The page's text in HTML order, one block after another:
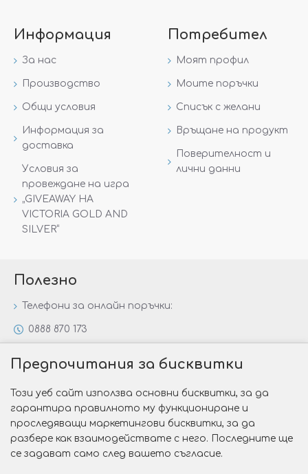
Информация
За нас
Производство
Общи условия
Информация за
доставка
Условия за
провеждане на игра
„GIVEAWAY НА
VICTORIA GOLD AND
SILVER“
Потребител
Моят профил
Моите поръчки
Списък с желани
Връщане на продукт
Поверителност и
лични данни
Полезно
Телефони за онлайн поръчки:
0888 870 173
Специални предложения
Защо да изберете Victoria Gold&Silver?
Как да изберем годежен пръстен?
Предпочитания за бисквитки
Този уеб сайт използва основни бисквитки, за да
гарантира правилното му функциониране и
проследяващи маркетингови бисквитки, за да
разбере как взаимодействате с него. Последните ще
се задават само след вашето съгласие.